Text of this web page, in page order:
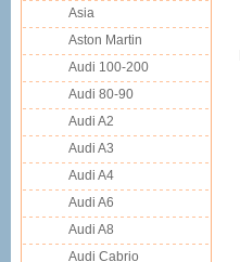
Asia
Aston Martin
Audi 100-200
Audi 80-90
Audi A2
Audi A3
Audi A4
Audi A6
Audi A8
Audi Cabrio